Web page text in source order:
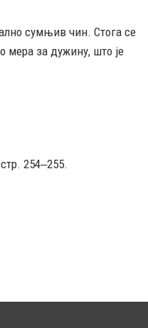
сумњив чин. Стога се
мера за дужину, што је
254‒255.